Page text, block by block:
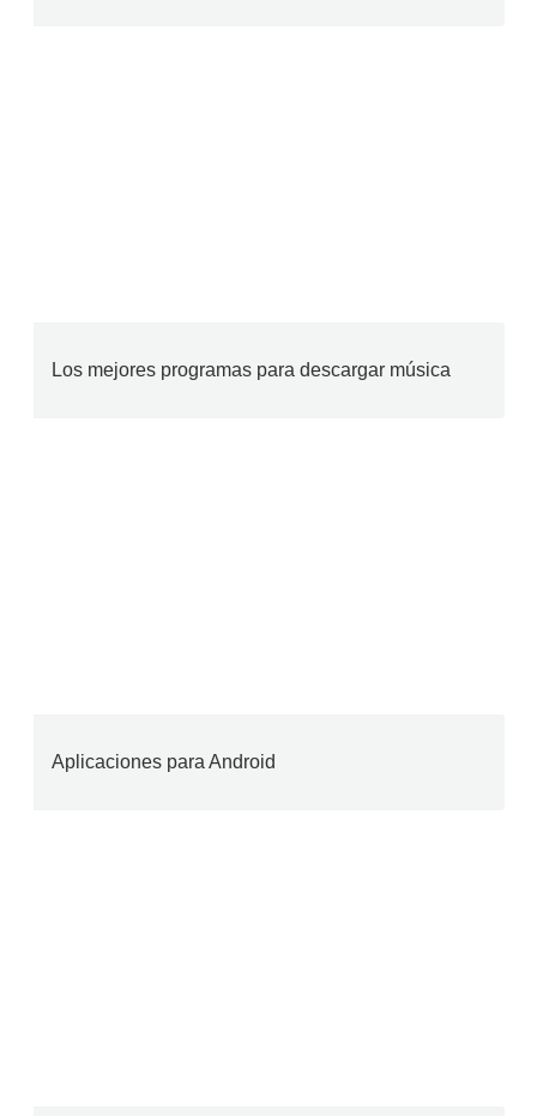
Los mejores programas para descargar música
Aplicaciones para Android